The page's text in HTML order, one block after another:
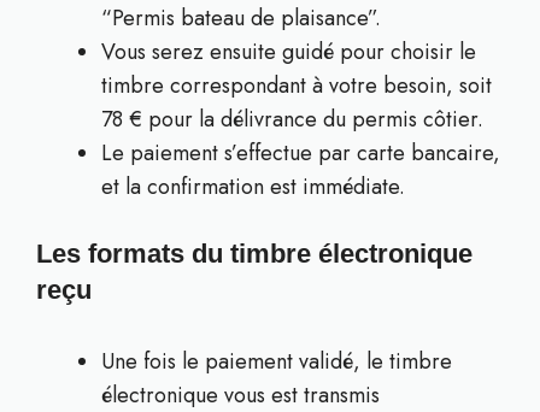
“Permis bateau de plaisance”.
Vous serez ensuite guidé pour choisir le
timbre correspondant à votre besoin, soit
78 € pour la délivrance du permis côtier.
Le paiement s’effectue par carte bancaire,
et la confirmation est immédiate.
Les formats du timbre électronique
reçu
Une fois le paiement validé, le timbre
électronique vous est transmis